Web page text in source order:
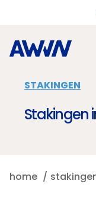
STAKINGEN
Stakingen
home